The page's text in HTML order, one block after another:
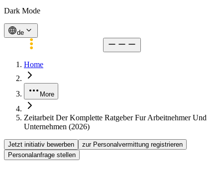
Dark Mode
de
Home
More
Zeitarbeit Der Komplette Ratgeber Fur Arbeitnehmer Und
Unternehmen (2026)
Jetzt initiativ bewerben
zur Personalvermittung registrieren
Personalanfrage stellen